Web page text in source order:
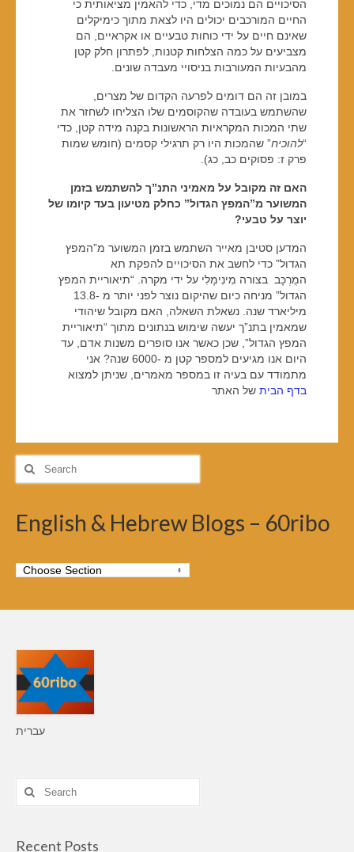
הסיכויים הם נמוכים מדי, כדי להאמין מציאותית כי
החיים המורכבים יכולים היו לצאת מתוך כימיקלים
שאינם חיים על ידי כוחות טבעיים או אקראיים, הם
מצביעים על כמה הצלחות קטנות, לפתרון חלק קטן
מהבעיות המעורבות בניסויי מעבדה שונים.
במובן זה הם דומים לפרעה הקדום של מצרים,
שהשתמש בעובדה שהקוסמים שלו הצליחו לשחזר את
שתי המכות המקראיות הראשונות בקנה מידה קטן, כדי
“להוכיח” שהמכות היו רק תרגילי קסמים (חומש שמות
פרק ז: פסוקים כב, כג).
האם זה מקובל על מאמיני התנ”ך להשתמש בזמן
המשוער מ”המפץ הגדול” כחלק מטיעון בעד קיומו של
יוצר על טבעי?
המדען סטיבן מאייר השתמש בזמן המשוער מ”המפץ
הגדול” כדי לחשב את הסיכויים להפקת תא
המֻרְכָּב בצורה מִינִימָלִי על ידי מקרה. “תיאוריית המפץ
הגדול” מניחה כיום שהיקום נוצר לפני יותר מ -13.8
מיליארד שנה. נשאלת השאלה, האם מקובל שיהודי
שמאמין בתנ”ך יעשה שימוש בנתונים מתוך “תיאוריית
המפץ הגדול”, שכן כאשר אנו סופרים משנות אדם, עד
היום אנו מגיעים למספר קטן מ -6000 שנה? אני
מתמודד עם בעיה זו במספר מאמרים, שניתן למצוא
בדף הבית של האתר
Search
for:
English & Hebrew Blogs – 60ribo
עברית
Search
for:
Recent Posts